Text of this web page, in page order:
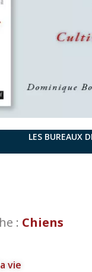
LES BUREAUX
: Chiens
vie